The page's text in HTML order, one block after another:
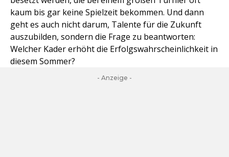
kaum bis gar keine Spielzeit bekommen. Und dann
geht es auch nicht darum, Talente für die Zukunft
auszubilden, sondern die Frage zu beantworten:
Welcher Kader erhöht die Erfolgswahrscheinlichkeit in
diesem Sommer?
- Anzeige -